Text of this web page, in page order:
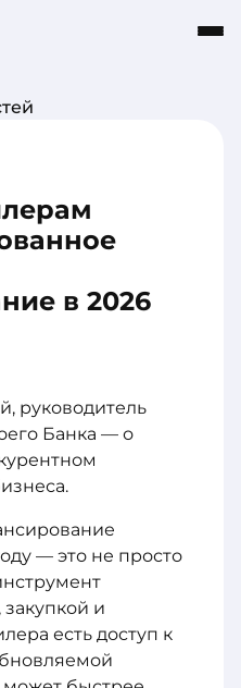
в 2026
руководитель
Банка — о
— это не просто
и
есть доступ к